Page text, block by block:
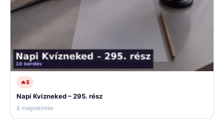
🔥8
Napi Kvízneked – 295. rész
8 megtekintés